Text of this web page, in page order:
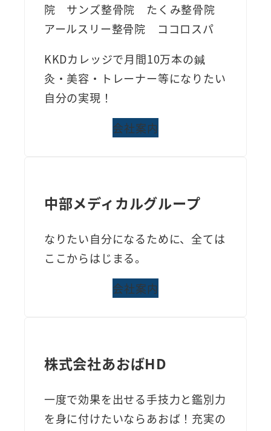
院 サンズ整骨院 たくみ整骨院
アールスリー整骨院 ココロスパ
KKDカレッジで月間10万本の鍼
灸・美容・トレーナー等になりたい
自分の実現！
会社案内
中部メディカルグループ
なりたい自分になるために、全ては
ここからはじまる。
会社案内
株式会社あおばHD
一度で効果を出せる手技力と鑑別力
を身に付けたいならあおば！充実の